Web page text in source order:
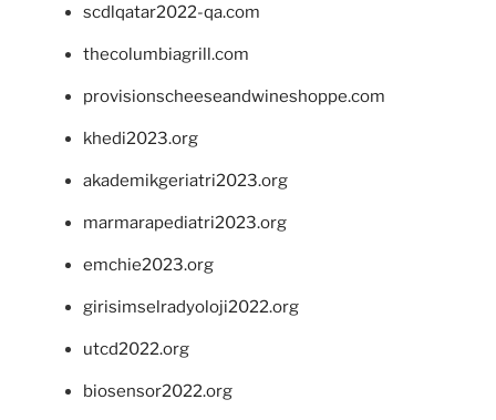
scdlqatar2022-qa.com
thecolumbiagrill.com
provisionscheeseandwineshoppe.com
khedi2023.org
akademikgeriatri2023.org
marmarapediatri2023.org
emchie2023.org
girisimselradyoloji2022.org
utcd2022.org
biosensor2022.org